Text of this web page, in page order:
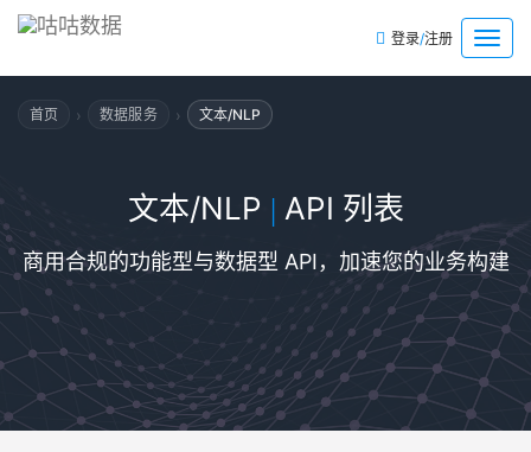
菜
单
登录/注册
首页 › 数据服务 › 文本/NLP
文本/NLP | API 列表
商用合规的功能型与数据型 API，加速您的业务构建